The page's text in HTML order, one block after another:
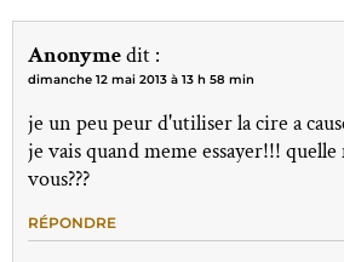
Anonymedit :
dimanche 12 mai 2013 à 13 h 58 min
je un peu peur d'utiliser la cire a
je vais quand meme essayer!!!
vous???
RÉPONDRE